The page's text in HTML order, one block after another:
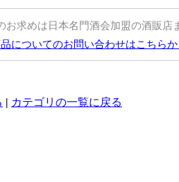
お求めは日本名門酒会加盟の酒販店
についてのお問い合わせはこちら
| カテゴリの一覧に戻る